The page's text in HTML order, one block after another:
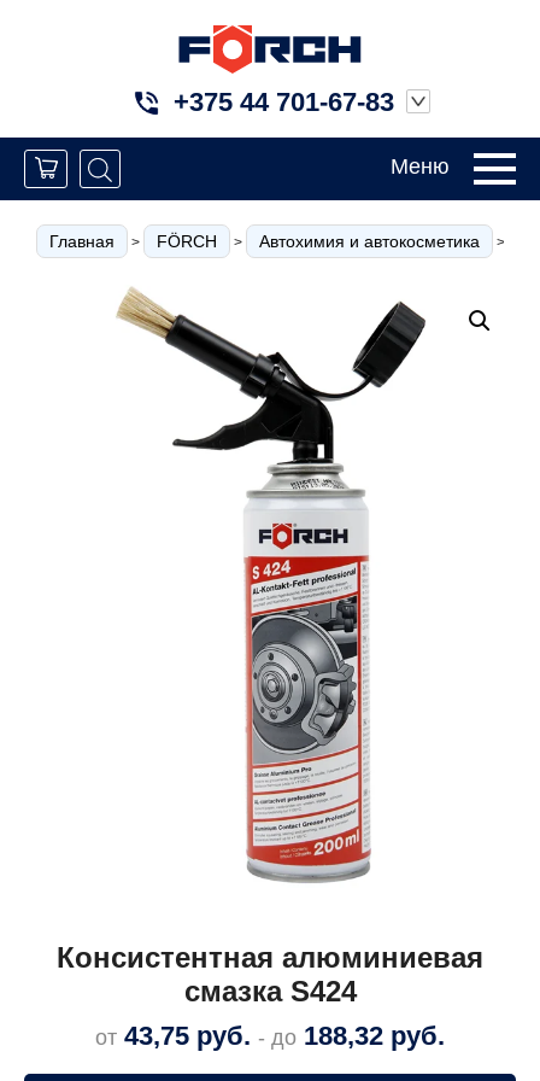
+375 44 701-67-83
Меню
Главная > FÖRCH > Автохимия и автокосметика >
Консистентная алюминиевая
смазка S424
от 43,75 руб. - до 188,32 руб.